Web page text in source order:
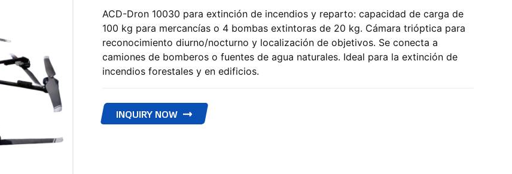
ACD-Dron 10030 para extinción de incendios y reparto: capacidad de carga de
100 kg para mercancías o 4 bombas extintoras de 20 kg. Cámara trióptica para
reconocimiento diurno/nocturno y localización de objetivos. Se conecta a
camiones de bomberos o fuentes de agua naturales. Ideal para la extinción de
incendios forestales y en edificios.
INQUIRY NOW